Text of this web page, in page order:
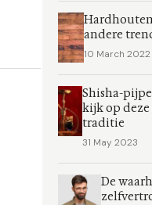
andere
10 March 2022
Shisha-
kijk op
traditie
31 May 2023
De